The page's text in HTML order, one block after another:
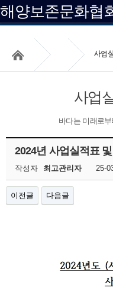
해양보존문화협
사업
주요사업안내 협회 유관기관 및
사업
바다는 미래로
2024년 사업실적표
작성자 최고관리자 25-
이전글 다음글